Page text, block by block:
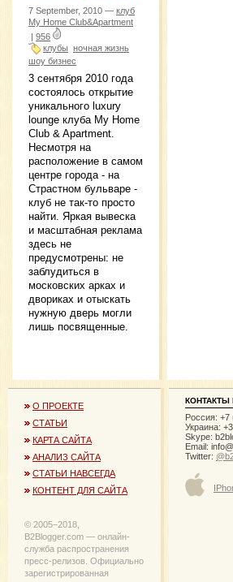
7 September, 2010 — клуб
My Home Club&Apartment
| 956
клубы ночная жизнь
шоу бизнес
3 сентября 2010 года
состоялось открытие
уникального luxury
lounge клуба My Home
Club & Apartment.
Несмотря на
расположение в самом
центре города - на
Страстном бульваре -
клуб не так-то просто
найти. Яркая вывеска
и масштабная реклама
здесь не
предусмотрены: не
заблудиться в
московских арках и
двориках и отыскать
нужную дверь могли
лишь посвященные.
О ПРОЕКТЕ
СТАТЬИ
КАРТА САЙТА
АНАЛИЗ САЙТА
СТАТЬИ НАВСЕГДА
КОНТЕНТ ДЛЯ САЙТА
© 2005−2018,
B2Blogger.com — онлайн-
служба распространения
пресс-релизов. Официально
зарегистрированная
КОНТАКТЫ
Россия:
Украина:
Skype:
Email:
Twitter: